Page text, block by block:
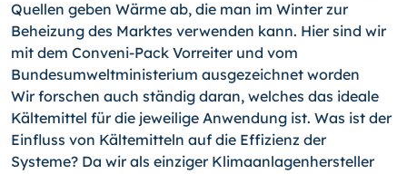
Quellen geben Wärme ab, die man im Winter zur
Beheizung des Marktes verwenden kann. Hier sind wir
mit dem Conveni-Pack Vorreiter und vom
Bundesumweltministerium ausgezeichnet worden
Wir forschen auch ständig daran, welches das ideale
Kältemittel für die jeweilige Anwendung ist. Was ist der
Einfluss von Kältemitteln auf die Effizienz der
Systeme? Da wir als einziger Klimaanlagenhersteller